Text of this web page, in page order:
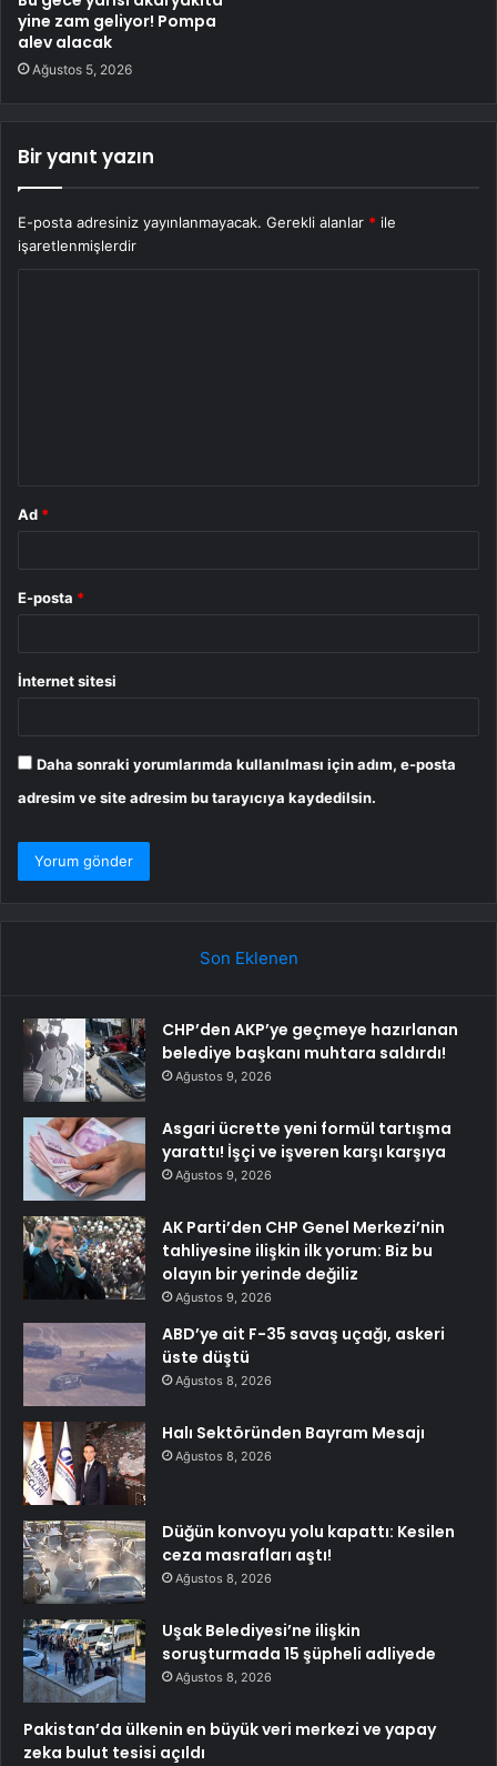
yine zam geliyor! Pompa
alev alacak
Ağustos 5, 2026
Bir yanıt yazın
E-posta adresiniz yayınlanmayacak. Gerekli alanlar * ile
işaretlenmişlerdir
Ad *
E-posta *
İnternet sitesi
Daha sonraki yorumlarımda kullanılması için adım, e-posta
adresim ve site adresim bu tarayıcıya kaydedilsin.
Son Eklenen
CHP’den AKP’ye geçmeye hazırlanan
belediye başkanı muhtara saldırdı!
Ağustos 9, 2026
Asgari ücrette yeni formül tartışma
yarattı! İşçi ve işveren karşı karşıya
Ağustos 9, 2026
AK Parti’den CHP Genel Merkezi’nin
tahliyesine ilişkin ilk yorum: Biz bu
olayın bir yerinde değiliz
Ağustos 9, 2026
ABD’ye ait F-35 savaş uçağı, askeri
üste düştü
Ağustos 8, 2026
Halı Sektöründen Bayram Mesajı
Ağustos 8, 2026
Düğün konvoyu yolu kapattı: Kesilen
ceza masrafları aştı!
Ağustos 8, 2026
Uşak Belediyesi’ne ilişkin
soruşturmada 15 şüpheli adliyede
Ağustos 8, 2026
Pakistan’da ülkenin en büyük veri merkezi ve yapay
zeka bulut tesisi açıldı